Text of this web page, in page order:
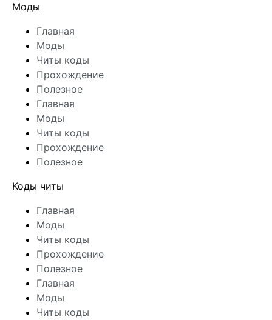
Моды
Главная
Моды
Читы коды
Прохождение
Полезное
Главная
Моды
Читы коды
Прохождение
Полезное
Коды читы
Главная
Моды
Читы коды
Прохождение
Полезное
Главная
Моды
Читы коды